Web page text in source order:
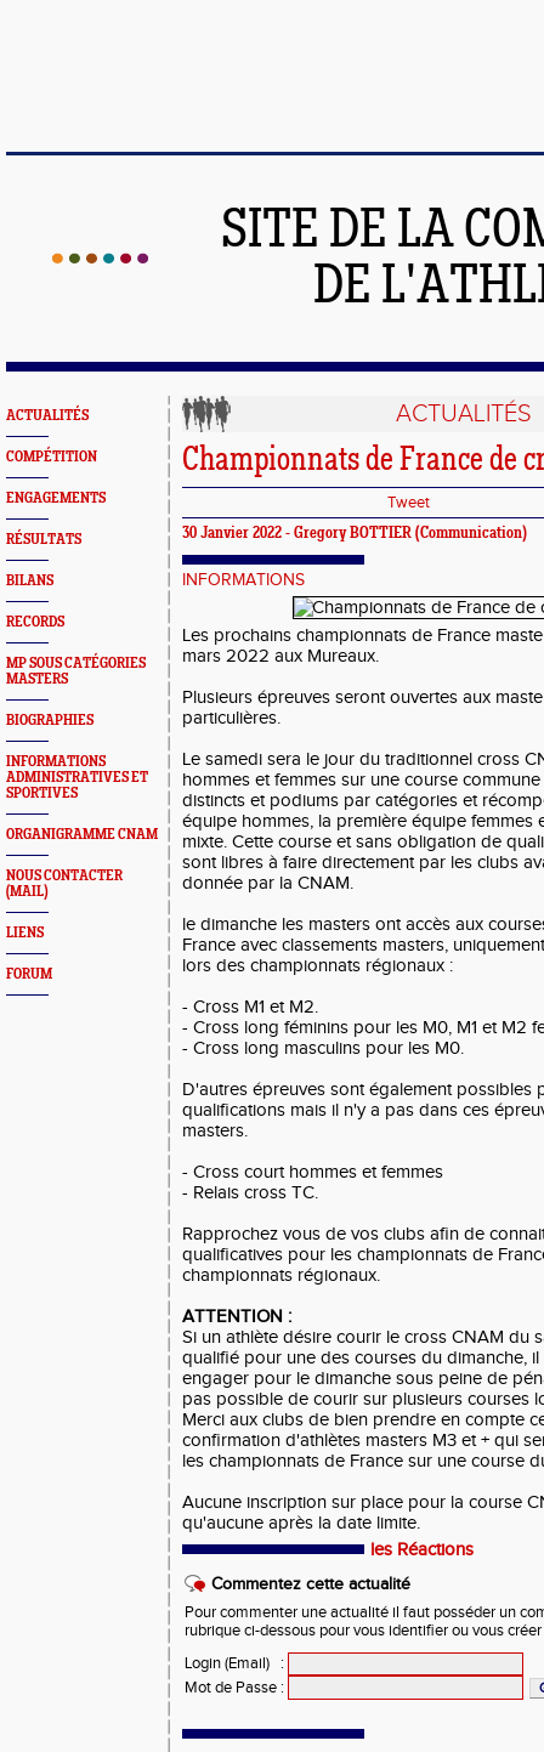
SITE DE LA
DE
ACTUALITÉS
COMPÉTITION
ENGAGEMENTS
RÉSULTATS
BILANS
RECORDS
MP SOUS CATÉGORIES
MASTERS
BIOGRAPHIES
INFORMATIONS
ADMINISTRATIVES ET
SPORTIVES
ORGANIGRAMME CNAM
NOUS CONTACTER
(MAIL)
LIENS
FORUM
ACTUALITÉS
Championnats de France de
Tweet
30 Janvier 2022 - Gregory BOTTIER (Communication)
INFORMATIONS
Les prochains championnats de France
mars 2022 aux Mureaux.
Plusieurs épreuves seront ouvertes aux
particulières.
Le samedi sera le jour du traditionnel cross
hommes et femmes sur une course
distincts et podiums par catégories et
équipe hommes, la première équipe femmes
mixte. Cette course et sans obligation de
sont libres à faire directement par les clubs
donnée par la CNAM.
le dimanche les masters ont accès aux
France avec classements masters,
lors des championnats régionaux :
- Cross M1 et M2.
- Cross long féminins pour les M0, M1 et M2
- Cross long masculins pour les M0.
D'autres épreuves sont également possibles
qualifications mais il n'y a pas dans ces
masters.
- Cross court hommes et femmes
- Relais cross TC.
Rapprochez vous de vos clubs afin de
qualificatives pour les championnats de
championnats régionaux.
ATTENTION :
Si un athlète désire courir le cross CNAM du
qualifié pour une des courses du dimanche,
engager pour le dimanche sous peine de
pas possible de courir sur plusieurs courses
Merci aux clubs de bien prendre en compte
confirmation d'athlètes masters M3 et + qui
les championnats de France sur une course
Aucune inscription sur place pour la course
qu'aucune après la date limite.
les Réactions
Commentez cette actualité
Pour commenter une actualité il faut posséder un
rubrique ci-dessous pour vous identifier ou vous
Login (Email)
:
Mot de Passe :